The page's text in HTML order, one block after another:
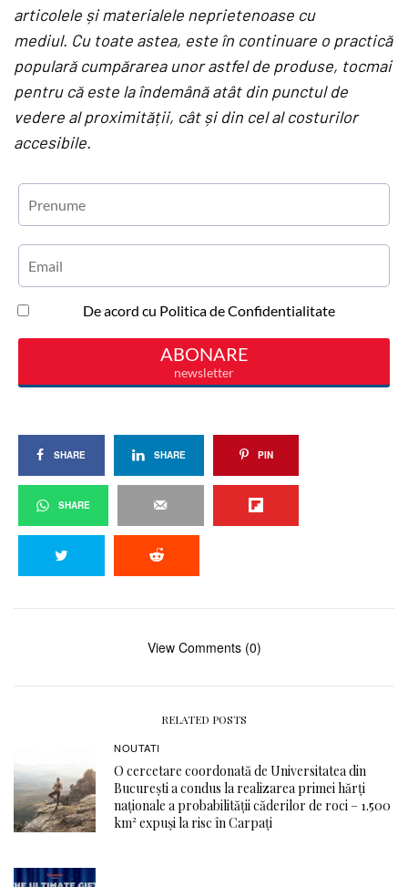
articolele și materialele neprietenoase cu
mediul. Cu toate astea, este în continuare o practică
populară cumpărarea unor astfel de produse, tocmai
pentru că este la îndemână atât din punctul de
vedere al proximității, cât și din cel al costurilor
accesibile.
SHARE SHARE PIN
SHARE
View Comments (0)
RELATED POSTS
NOUTATI
O cercetare coordonată de Universitatea din
București a condus la realizarea primei hărți
naționale a probabilității căderilor de roci – 1.500
km² expuși la risc în Carpați